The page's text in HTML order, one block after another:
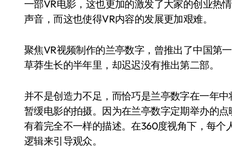
一部VR电影，这也更加的激发了大家的创业热
声音，而这也使得VR内容的发展更加艰难。
聚焦VR视频制作的兰亭数字，曾推出了中国第
草莽生长的半年里，却迟迟没有推出第二部。
并不是创造力不足，而恰巧是兰亭数字在一年
暂缓电影的拍摄。因为在兰亭数字定期举办的
有着完全不一样的描述。在360度视角下，每
逻辑来引导观众。